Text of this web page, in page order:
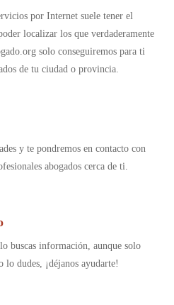
por Internet suele tener el
localizar los que verdaderamente
solo conseguiremos para ti
de tu ciudad o provincia.
y te pondremos en contacto con
abogados cerca de ti.
buscas información, aunque solo
lo dudes, ¡déjanos ayudarte!